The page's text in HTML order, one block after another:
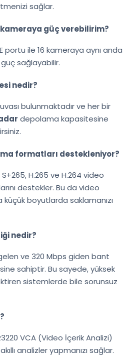
sağlar.
kameraya güç verebilirim?
portu ile 16 kameraya aynı anda
sağlayabilir.
nedir?
bulunmaktadır ve her bir
depolama kapasitesine
formatları destekleniyor?
H.265 ve H.264 video
destekler. Bu da video
küçük boyutlarda saklamanızı
nedir?
ve 320 Mbps giden bant
sahiptir. Bu sayede, yüksek
sistemlerde bile sorunsuz
VCA (Video İçerik Analizi)
analizler yapmanızı sağlar.